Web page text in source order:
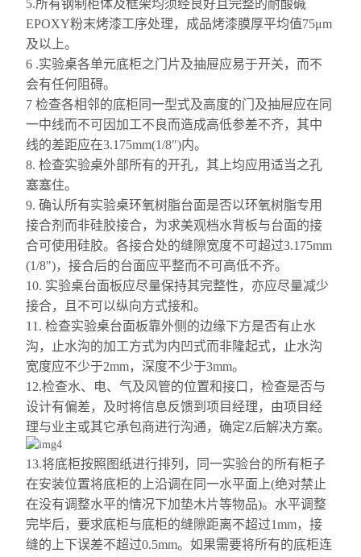
5.所有钢制柜体及框架均须经良好且完整的耐酸碱
EPOXY粉末烤漆工序处理，成品烤漆膜厚平均值75μm
及以上。
6 .实验桌各单元底柜之门片及抽屉应易于开关，而不
会有任何阻碍。
7 检查各相邻的底柜同一型式及高度的门及抽屉应在同
一中线而不可因加工不良而造成高低参差不齐，其中
线的差距应在3.175mm(1/8")内。
8. 检查实验桌外部所有的开孔，其上均应用适当之孔
塞塞住。
9. 确认所有实验桌环氧树脂台面是否以环氧树脂专用
接合剂而非硅胶接合，为求美观档水背板与台面的接
合可使用硅胶。各接合处的缝隙宽度不可超过3.175mm
(1/8")，接合后的台面应平整而不可高低不齐。
10. 实验桌台面板应尽量保持其完整性，亦应尽量减少
接合，且不可以纵向方式接和。
11. 检查实验桌台面板靠外侧 的边缘下方是否有止水
沟，止水沟的加工方式为内凹式而非隆起式，止水沟
宽度应不少于2mm，深度不少于3mm。
12.检查水、电、气及风管的位置和接口，检查是否与
设计有偏差，及时将信息反馈到项目经理，由项目经
理与业主或其它承包商进行沟通，确定Z后解决方案。
13.将底柜按照图纸进行排列，同一实验台的所有柜子
在安装位置将底柜的上沿调在同一水平面上(绝对禁止
在没有调整水平的情况下加垫木片等物品)。水平调整
完毕后，要求底柜与底柜的缝隙距离不超过1mm，接
缝的上下误差不超过0.5mm。如果需要将所有的底柜连